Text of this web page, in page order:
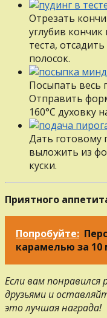
Отрезать
углубив
теста,
полосок.
Посыпать весь
Отправить
160°С духовку
Дать готовому
выложить из
куски.
Приятного
Попробуйте:
карамелью за 10
Если вам
друзьями и
это лучшая награда!